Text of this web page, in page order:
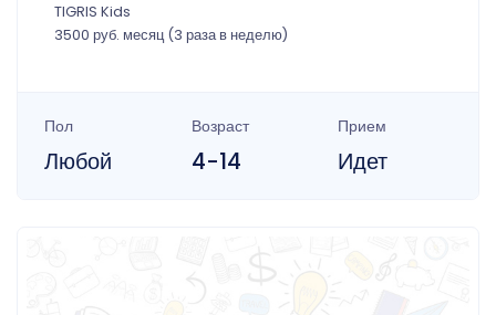
TIGRIS Kids
3500 руб. месяц (3 раза в неделю)
Пол
Любой
Возраст
4-14
Прием
Идет